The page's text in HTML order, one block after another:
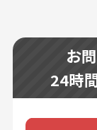
お
24時